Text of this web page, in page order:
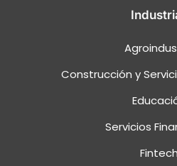
Construcción y
Servicios
Fintech